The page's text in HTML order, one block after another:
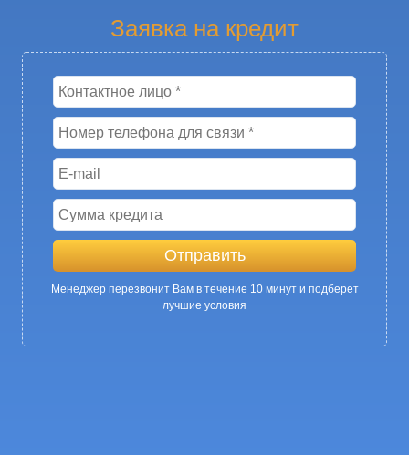
Заявка на кредит
Менеджер перезвонит Вам в течение 10 минут и подберет
лучшие условия